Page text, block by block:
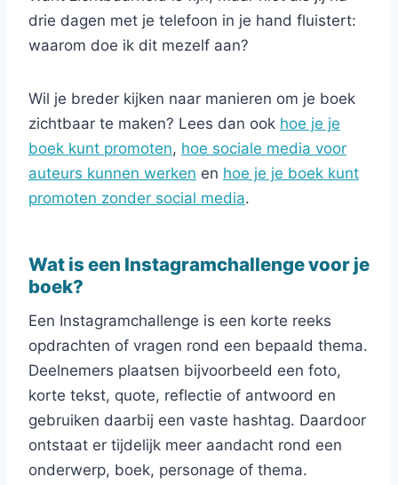
drie dagen met je telefoon in je hand fluistert:
waarom doe ik dit mezelf aan?
Wil je breder kijken naar manieren om je boek
zichtbaar te maken? Lees dan ook hoe je je
boek kunt promoten, hoe sociale media voor
auteurs kunnen werken en hoe je je boek kunt
promoten zonder social media.
Wat is een Instagramchallenge voor je
boek?
Een Instagramchallenge is een korte reeks
opdrachten of vragen rond een bepaald thema.
Deelnemers plaatsen bijvoorbeeld een foto,
korte tekst, quote, reflectie of antwoord en
gebruiken daarbij een vaste hashtag. Daardoor
ontstaat er tijdelijk meer aandacht rond een
onderwerp, boek, personage of thema.